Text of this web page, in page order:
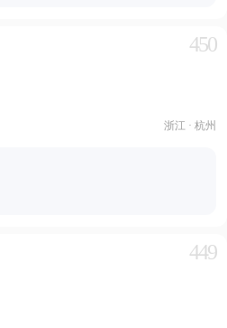
450
浙江 · 杭州
449